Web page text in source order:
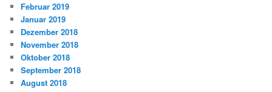
Februar 2019
Januar 2019
Dezember 2018
November 2018
Oktober 2018
September 2018
August 2018